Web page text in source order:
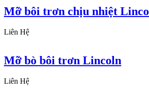
Mỡ bôi trơn chịu nhiệt
Liên Hệ
Mỡ bò bôi trơn Lincoln
Liên Hệ